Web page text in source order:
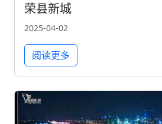
荣县新城
2025-04-02
阅读更多